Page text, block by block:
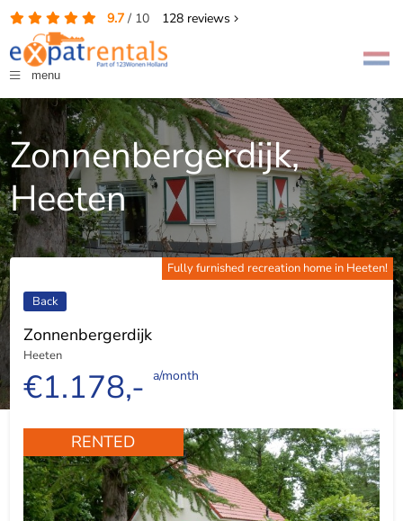
9.7/ 10 128reviews
menu
Zonnenbergerdijk,
Heeten
Fully furnished recreation home in Heeten!
Back
Zonnenbergerdijk
Heeten
€1.178,- a/month
RENTED